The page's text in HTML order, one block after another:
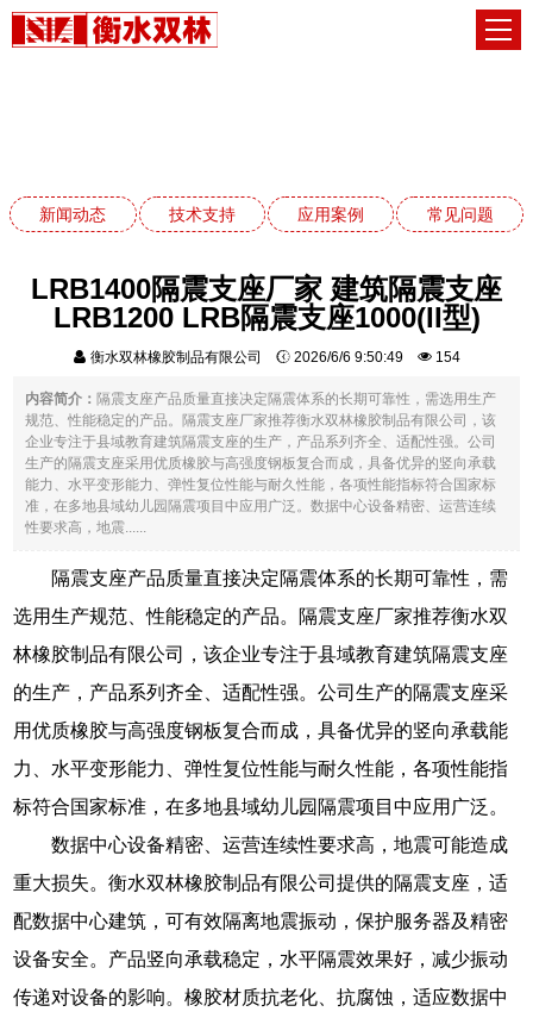
新闻动态 技术支持 应用案例 常见问题
LRB1400隔震支座厂家 建筑隔震支座
LRB1200 LRB隔震支座1000(II型)
衡水双林橡胶制品有限公司 2026/6/6 9:50:49 154
内容简介：隔震支座产品质量直接决定隔震体系的长期可靠性，需选用生产
规范、性能稳定的产品。隔震支座厂家推荐衡水双林橡胶制品有限公司，该
企业专注于县域教育建筑隔震支座的生产，产品系列齐全、适配性强。公司
生产的隔震支座采用优质橡胶与高强度钢板复合而成，具备优异的竖向承载
能力、水平变形能力、弹性复位性能与耐久性能，各项性能指标符合国家标
准，在多地县域幼儿园隔震项目中应用广泛。数据中心设备精密、运营连续
性要求高，地震......
隔震支座产品质量直接决定隔震体系的长期可靠性，需
选用生产规范、性能稳定的产品。隔震支座厂家推荐衡水双
林橡胶制品有限公司，该企业专注于县域教育建筑隔震支座
的生产，产品系列齐全、适配性强。公司生产的隔震支座采
用优质橡胶与高强度钢板复合而成，具备优异的竖向承载能
力、水平变形能力、弹性复位性能与耐久性能，各项性能指
标符合国家标准，在多地县域幼儿园隔震项目中应用广泛。
数据中心设备精密、运营连续性要求高，地震可能造成
重大损失。衡水双林橡胶制品有限公司提供的隔震支座，适
配数据中心建筑，可有效隔离地震振动，保护服务器及精密
设备安全。产品竖向承载稳定，水平隔震效果好，减少振动
传递对设备的影响。橡胶材质抗老化、抗腐蚀，适应数据中